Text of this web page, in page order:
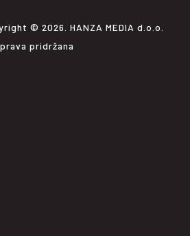
© 2026. HANZA MEDIA d.o.o.
pridržana